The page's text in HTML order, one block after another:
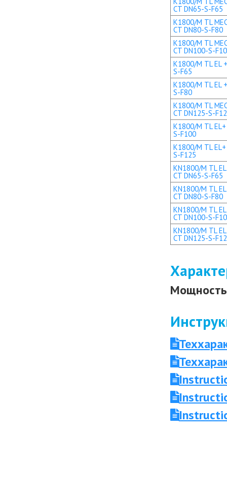
CT DN65-S-F65
K1800/M TL
CT DN80-S-F80
K1800/M TL
CT DN100-S-
K1800/M TL EL
S-F65
K1800/M TL EL
S-F80
K1800/M TL
CT DN125-S-
K1800/M TL
S-F100
K1800/M TL
S-F125
KN1800/M TL
CT DN65-S-F65
KN1800/M TL
CT DN80-S-F80
KN1800/M TL
CT DN100-S-
KN1800/M TL
CT DN125-S-
Мощность